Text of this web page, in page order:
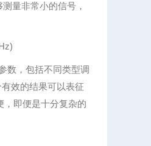
量非常小的信号，
数，包括不同类型调
效的结果可以表征
，即便是十分复杂的